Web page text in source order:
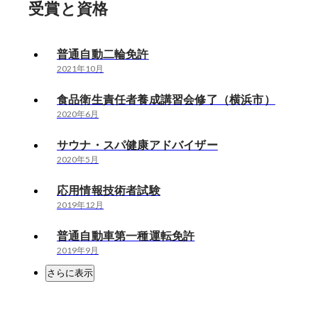
受賞と資格
普通自動二輪免許
2021年10月
食品衛生責任者養成講習会修了（横浜市）
2020年6月
サウナ・スパ健康アドバイザー
2020年5月
応用情報技術者試験
2019年12月
普通自動車第一種運転免許
2019年9月
さらに表示